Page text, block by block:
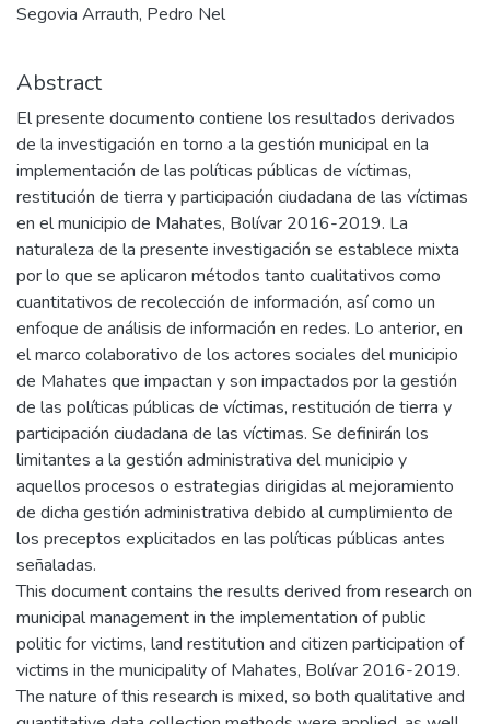
Segovia Arrauth, Pedro Nel
Abstract
El presente documento contiene los resultados derivados
de la investigación en torno a la gestión municipal en la
implementación de las políticas públicas de víctimas,
restitución de tierra y participación ciudadana de las víctimas
en el municipio de Mahates, Bolívar 2016-2019. La
naturaleza de la presente investigación se establece mixta
por lo que se aplicaron métodos tanto cualitativos como
cuantitativos de recolección de información, así como un
enfoque de análisis de información en redes. Lo anterior, en
el marco colaborativo de los actores sociales del municipio
de Mahates que impactan y son impactados por la gestión
de las políticas públicas de víctimas, restitución de tierra y
participación ciudadana de las víctimas. Se definirán los
limitantes a la gestión administrativa del municipio y
aquellos procesos o estrategias dirigidas al mejoramiento
de dicha gestión administrativa debido al cumplimiento de
los preceptos explicitados en las políticas públicas antes
señaladas.
This document contains the results derived from research on
municipal management in the implementation of public
politic for victims, land restitution and citizen participation of
victims in the municipality of Mahates, Bolívar 2016-2019.
The nature of this research is mixed, so both qualitative and